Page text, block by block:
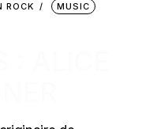
ROCK
MUSIC